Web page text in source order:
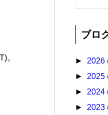
。
ブロ
► 2026
► 2025
► 2024
► 2023